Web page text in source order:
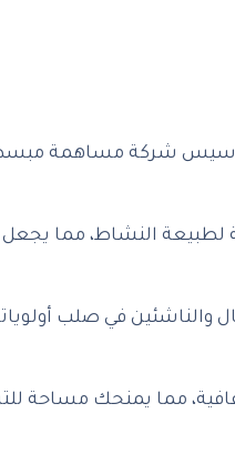
تأسيس شركة مساهمة
لطبيعة النشاط، مما
والناشئين في صلب
مما يمنحك مساحة